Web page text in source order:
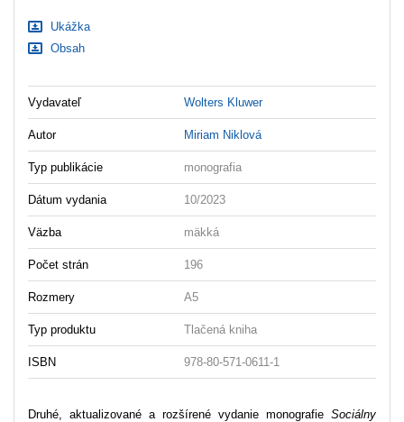
Ukážka
Obsah
Vydavateľ Wolters Kluwer
Autor Miriam Niklová
Typ publikácie monografia
Dátum vydania 10/2023
Väzba mäkká
Počet strán 196
Rozmery A5
Typ produktu Tlačená kniha
ISBN 978-80-571-0611-1
Druhé, aktualizované a rozšírené vydanie monografie Sociálny